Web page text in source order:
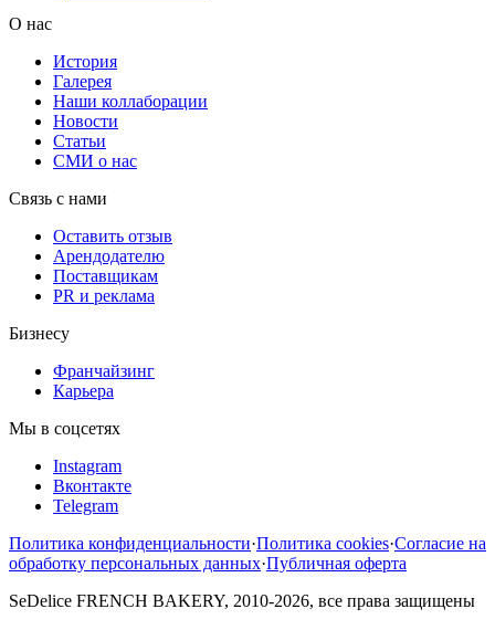
О нас
История
Галерея
Наши коллаборации
Новости
Статьи
СМИ о нас
Связь с нами
Оставить отзыв
Арендодателю
Поставщикам
PR и реклама
Бизнесу
Франчайзинг
Карьера
Мы в соцсетях
Instagram
Вконтакте
Telegram
Политика конфиденциальности·Политика cookies·Согласие на
обработку персональных данных·Публичная оферта
SeDelice FRENCH BAKERY, 2010-2026, все права защищены